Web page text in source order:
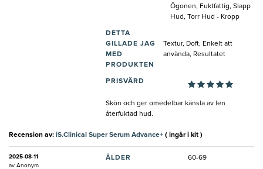
Ögonen, Fuktfattig, Slapp
Hud, Torr Hud - Kropp
DETTA
GILLADE JAG
MED
PRODUKTEN
Textur, Doft, Enkelt att
använda, Resultatet
PRISVÄRD
Skön och ger omedelbar känsla av len
återfuktad hud.
Recension av: iS.Clinical Super Serum Advance+ ( ingår i kit )
2025-08-11
av Anonym
ÅLDER 60-69